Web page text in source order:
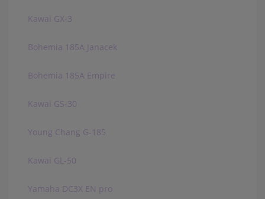
Kawai GX-3
Bohemia 185A Janacek
Bohemia 185A Empire
Kawai GS-30
Young Chang G-185
Kawai GL-50
Yamaha DC3X EN pro